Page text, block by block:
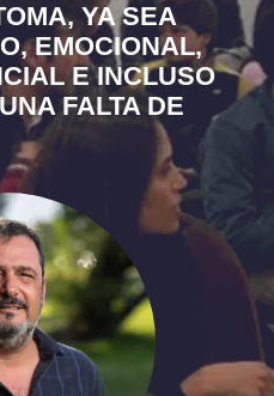
YA SEA
EMOCIONAL,
E INCLUSO
FALTA DE